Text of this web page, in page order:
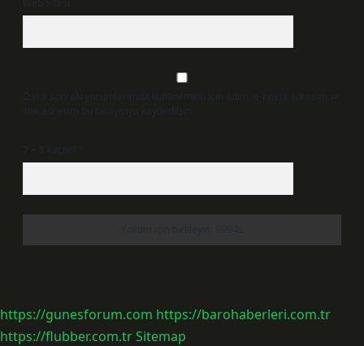
Web Sitesi
Daha sonraki yorumlarımda kullanılması için adım, e-posta adresim ve
site adresim bu tarayıcıya kaydedilsin.
7 + 8 kaçtır? *
https://gunesforum.com https://barohaberleri.com.tr
https://flubber.com.trSitemap